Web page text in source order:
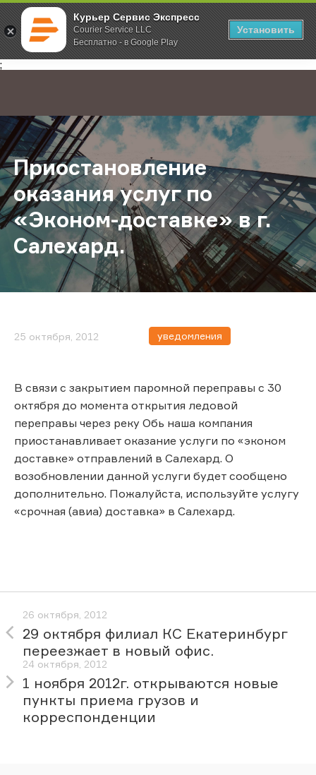
Курьер Сервис Экспресс
Courier Service LLC
Бесплатно - в Google Play
Установить
;
Главная О компании Новости Приостановление оказания
Приостановление
оказания услуг по
«Эконом-доставке» в г.
Салехард.
25 октября, 2012 уведомления
В связи с закрытием паромной переправы с 30
октября до момента открытия ледовой
переправы через реку Обь наша компания
приостанавливает оказание услуги по «эконом
доставке» отправлений в Салехард. О
возобновлении данной услуги будет сообщено
дополнительно. Пожалуйста, используйте услугу
«срочная (авиа) доставка» в Салехард.
26 октября, 2012
29 октября филиал КС Екатеринбург
переезжает в новый офис.
24 октября, 2012
1 ноября 2012г. открываются новые
пункты приема грузов и
корреспонденции